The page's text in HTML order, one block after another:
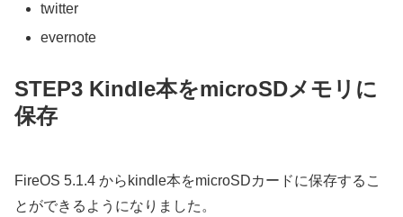
twitter
evernote
STEP3 Kindle本をmicroSDメモリに
保存
FireOS 5.1.4 からkindle本をmicroSDカードに保存するこ
とができるようになりました。